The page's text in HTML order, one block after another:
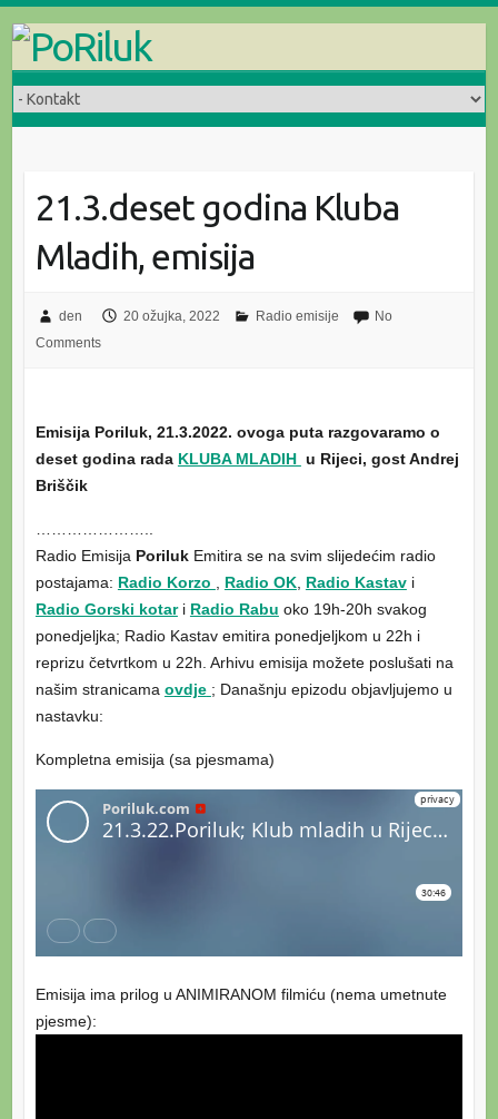
content
21.3.deset godina Kluba
Mladih, emisija
den 20 ožujka, 2022 Radio emisije
No
Comments
Emisija Poriluk, 21.3.2022. ovoga puta razgovaramo o
deset godina rada KLUBA MLADIH u Rijeci, gost Andrej
Briščik
Radio Emisija PorilukEmitira se na svim slijedećim radio
postajama: Radio Korzo Radio OK, Radio Kastavi
Radio Gorski kotari Radio Rabu oko 19h-20h svakog
ponedjeljka; Radio Kastav emitira ponedjeljkom u 22h i
reprizu četvrtkom u 22h. Arhivu emisija možete poslušati na
našim stranicama ovdje ; Današnju epizodu objavljujemo u
nastavku:
Kompletna emisija (sa pjesmama)
Emisija ima prilog u ANIMIRANOM filmiću (nema umetnute
pjesme):